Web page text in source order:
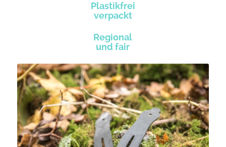
Plastikfrei
verpackt
Regional
und fair